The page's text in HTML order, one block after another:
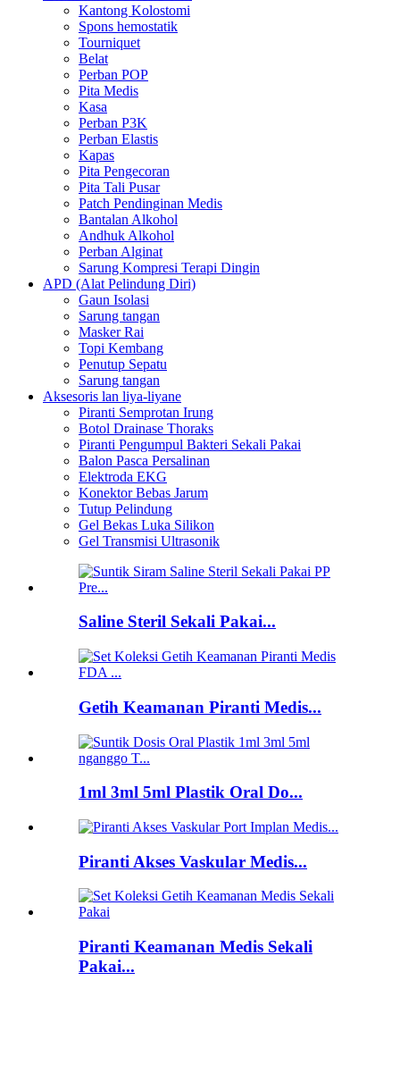
Kantong Kolostomi
Spons hemostatik
Tourniquet
Belat
Perban POP
Pita Medis
Kasa
Perban P3K
Perban Elastis
Kapas
Pita Pengecoran
Pita Tali Pusar
Patch Pendinginan Medis
Bantalan Alkohol
Andhuk Alkohol
Perban Alginat
Sarung Kompresi Terapi Dingin
APD (Alat Pelindung Diri)
Gaun Isolasi
Sarung tangan
Masker Rai
Topi Kembang
Penutup Sepatu
Sarung tangan
Aksesoris lan liya-liyane
Piranti Semprotan Irung
Botol Drainase Thoraks
Piranti Pengumpul Bakteri Sekali Pakai
Balon Pasca Persalinan
Elektroda EKG
Konektor Bebas Jarum
Tutup Pelindung
Gel Bekas Luka Silikon
Gel Transmisi Ultrasonik
Saline Steril Sekali Pakai...
Getih Keamanan Piranti Medis...
1ml 3ml 5ml Plastik Oral Do...
Piranti Akses Vaskular Medis...
Piranti Keamanan Medis Sekali
Pakai...